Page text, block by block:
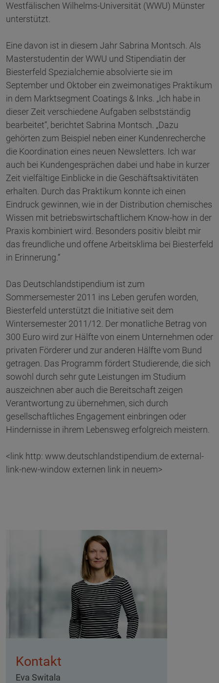
Westfälischen Wilhelms-Universität (WWU) Münster
unterstützt.
Eine davon ist in diesem Jahr Sabrina Montsch. Als
Masterstudentin der WWU und Stipendiatin der
Biesterfeld Spezialchemie absolvierte sie im
September und Oktober ein zweimonatiges Praktikum
in dem Marktsegment Coatings & Inks. „Ich habe in
dieser Zeit verschiedene Aufgaben selbstständig
bearbeitet“, berichtet Sabrina Montsch. „Dazu
gehörten zum Beispiel neben einer Kundenrecherche
die Koordination eines neuen Newsletters. Ich war
auch bei Kundengesprächen dabei und habe in kurzer
Zeit vielfältige Einblicke in die Geschäftsaktivitäten
erhalten. Durch das Praktikum konnte ich einen
Eindruck gewinnen, wie in der Distribution chemisches
Wissen mit betriebswirtschaftlichem Know-how in der
Praxis kombiniert wird. Besonders positiv bleibt mir
das freundliche und offene Arbeitsklima bei Biesterfeld
in Erinnerung.“
Das Deutschlandstipendium ist zum
Sommersemester 2011 ins Leben gerufen worden,
Biesterfeld unterstützt die Initiative seit dem
Wintersemester 2011/12. Der monatliche Betrag von
300 Euro wird zur Hälfte von einem Unternehmen oder
privaten Förderer und zur anderen Hälfte vom Bund
getragen. Das Programm fördert Studierende, die sich
sowohl durch sehr gute Leistungen im Studium
auszeichnen aber auch die Bereitschaft zeigen
Verantwortung zu übernehmen, sich durch
gesellschaftliches Engagement einbringen oder
Hindernisse in ihrem Lebensweg erfolgreich meistern.
<link http: www.deutschlandstipendium.de external-
link-new-window externen link in neuem>
Kontakt
Eva Switala